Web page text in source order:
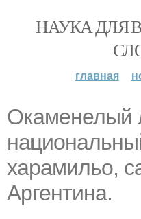
НАУКА ДЛЯ
главная
Окаменелый
харамильо,
Аргентина.